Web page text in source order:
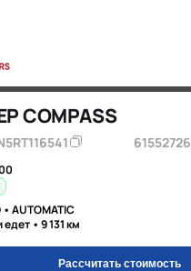
COMPASS
61552726
• AUTOMATIC
• 9 131 км
Рассчитать стоимость